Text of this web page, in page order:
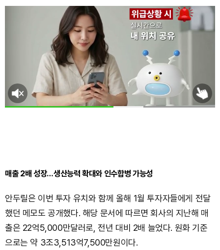
매출 2배 성장…생산능력 확대와 인수합병 가능성
안두릴은 이번 투자 유치와 함께 올해 1월 투자자들에게 전달
했던 메모도 공개했다. 해당 문서에 따르면 회사의 지난해 매
출은 22억5,000만달러로, 전년 대비 2배 늘었다. 원화 기준
으로는 약 3조3,513억7,500만원이다.